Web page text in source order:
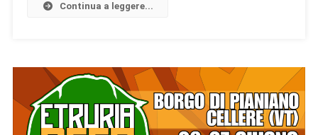
Continua a leggere...